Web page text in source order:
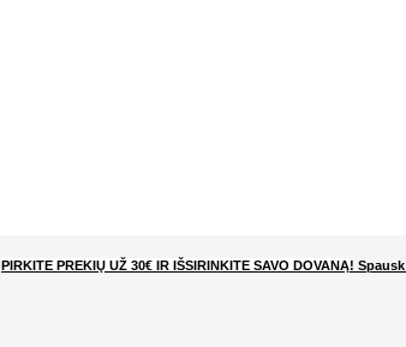
PIRKITE PREKIŲ UŽ 30€ IR IŠSIRINKITE SAVO DOVANĄ! Spausk